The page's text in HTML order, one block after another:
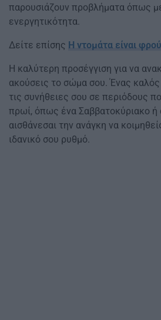
παρουσιάζουν προβλήματα όπως
ενεργητικότητα.
Δείτε επίσης Η ντομάτα είναι
Η καλύτερη προσέγγιση για να
ακούσεις το σώμα σου. Ένας καλός
τις συνήθειες σου σε περιόδους
πρωί, όπως ένα Σαββατοκύριακο ή
αισθάνεσαι την ανάγκη να
ιδανικό σου ρυθμό.